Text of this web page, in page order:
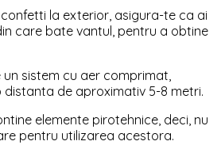
la exterior, asigura-te ca ai
care bate vantul, pentru a obtine
sistem cu aer comprimat,
de aproximativ 5-8 metri.
elemente pirotehnice, deci, nu
pentru utilizarea acestora.